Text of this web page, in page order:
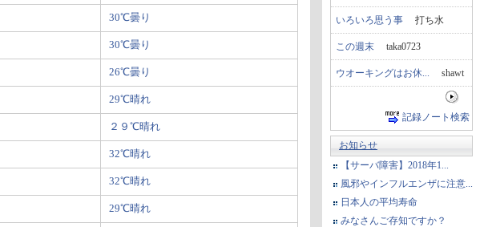
30℃曇り
30℃曇り
26℃曇り
29℃晴れ
２９℃晴れ
32℃晴れ
32℃晴れ
29℃晴れ
いろいろ思う事 打ち水
この週末 taka0723
ウオーキングはお休... shawt
記録ノート検索
お知らせ
【サーバ障害】2018年1...
風邪やインフルエンザに注意...
日本人の平均寿命
みなさんご存知ですか？